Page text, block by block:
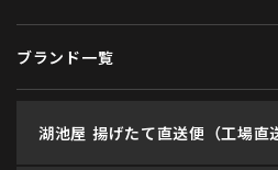
ブランド一覧
湖池屋 揚げたて直送便（工場直